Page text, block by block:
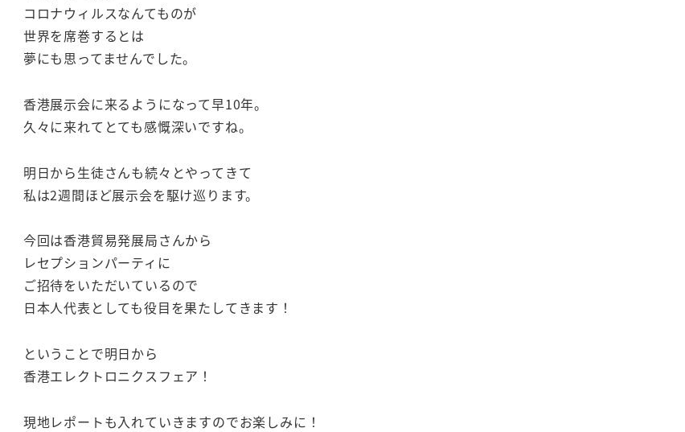
コロナウィルスなんてものが
世界を席巻するとは
夢にも思ってませんでした。
香港展示会に来るようになって早10年。
久々に来れてとても感慨深いですね。
明日から生徒さんも続々とやってきて
私は2週間ほど展示会を駆け巡ります。
今回は香港貿易発展局さんから
レセプションパーティに
ご招待をいただいているので
日本人代表としても役目を果たしてきます！
ということで明日から
香港エレクトロニクスフェア！
現地レポートも入れていきますのでお楽しみに！